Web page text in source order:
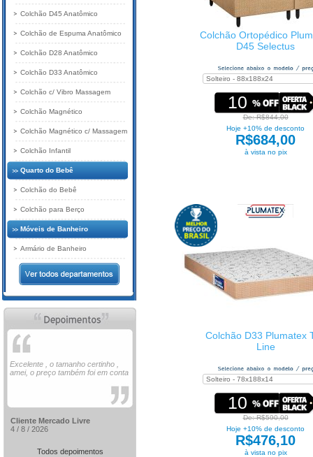
Colchão Ortopédico
D45 Selectus
10
De: R$844,00
Hoje +10% de desconto
R$684,00
à vista no pix
Colchão D33 Plumatex
Line
10
De: R$590,00
Hoje +10% de desconto
R$476,10
à vista no pix
Colchão D45 Anatômico
Colchão de Espuma Anatômico
Colchão D28 Anatômico
Colchão D33 Anatômico
Colchão c/ Vibro Massagem
Colchão Magnético
Colchão Magnético c/ Massagem
Colchão Infantil
Quarto do Bebê
Colchão do Bebê
Colchão para Berço
Móveis de Banheiro
Armário de Banheiro
Excelente , o tamanho certinho ,
amei, o preço também foi em conta
Cliente Mercado Livre
4 / 8 / 2026
Todos depoimentos